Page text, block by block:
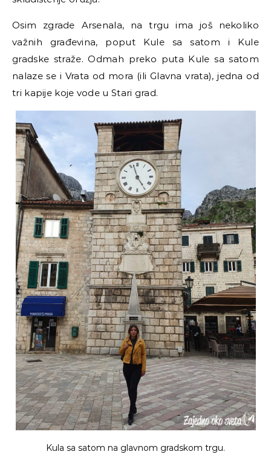
Osim zgrade Arsenala, na trgu ima još nekoliko
važnih građevina, poput Kule sa satom i Kule
gradske straže. Odmah preko puta Kule sa satom
nalaze se i Vrata od mora (ili Glavna vrata), jedna od
tri kapije koje vode u Stari grad.
Kula sa satom na glavnom gradskom trgu.